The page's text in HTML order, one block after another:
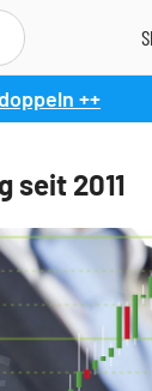
++
seit 2011